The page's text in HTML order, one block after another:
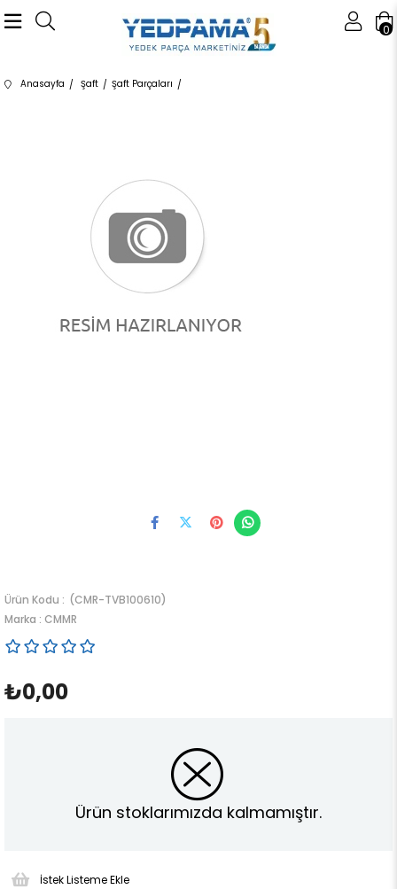
0
Anasayfa Şaft Şaft Parçaları
(CMR-TVB100610)
Marka : CMMR
₺0,00
Ürün stoklarımızda kalmamıştır.
İstek Listeme Ekle